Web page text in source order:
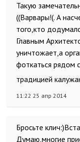
Такую
((Варвары!(. А
того,кто
Главным
уничтожает,а
фоткаться рядом
традицией
11:22 25 апр 2014
Бросьте
Думаю,многие